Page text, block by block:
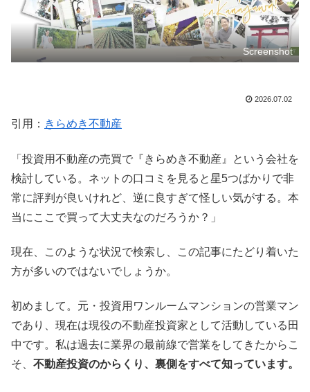
Screenshot
2026.07.02
引用： きらめき不動産
「投資用不動産の売買で『きらめき不動産』という会社を
検討している。ネットの口コミを見ると星5つばかりで非
常に評判が良いけれど、逆に良すぎて怪しい気がする。本
当にここで買って大丈夫なのだろうか？」
現在、このような状況で検索し、この記事にたどり着いた
方が多いのではないでしょうか。
初めまして。元・投資用ワンルームマンションの営業マン
であり、現在は現役の不動産投資家として活動している田
中です。私は過去に業界の最前線で営業をしてきたからこ
そ、 不動産投資のからくり、裏側 をすべて知っています。